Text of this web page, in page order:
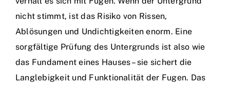
nicht stimmt, ist das Risiko von Rissen,
Ablösungen und Undichtigkeiten enorm. Eine
sorgfältige Prüfung des Untergrunds ist also wie
das Fundament eines Hauses – sie sichert die
Langlebigkeit und Funktionalität der Fugen. Das